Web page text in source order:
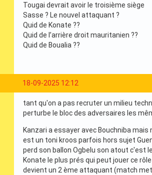
Tougai devrait avoir le troisième siège
Sasse ? Le nouvel attaquant ?
Quid de Konate ??
Quid de l’arrière droit mauritanien ??
Quid de Boualia ??
18-09-2025 12:12
tant qu'on a pas recruter un milieu
perturbe le bloc des adversaires les
Kanzari a essayer avec Bouchniba
est un toni kroos parfois hors sujet
perd son ballon Ogbelu son atout c'est
Konate le plus prés qui peut jouer ce
devient un 2 ème attaquant (match